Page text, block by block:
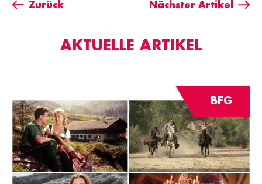
Zurück Nächster Artikel
AKTUELLE ARTIKEL
BFG